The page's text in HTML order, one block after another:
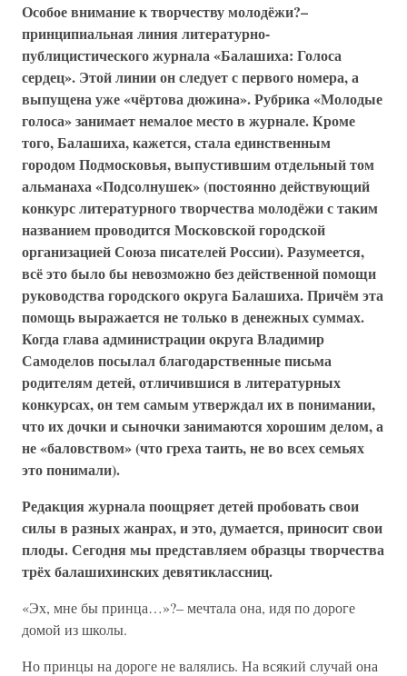
Особое внимание к творчеству молодёжи?–
принципиальная линия литературно-
публицистического журнала «Балашиха: Голоса
сердец». Этой линии он следует с первого номера, а
выпущена уже «чёртова дюжина». Рубрика «Молодые
голоса» занимает немалое место в журнале. Кроме
того, Балашиха, кажется, стала единственным
городом Подмосковья, выпустившим отдельный том
альманаха «Подсолнушек» (постоянно действующий
конкурс литературного творчества молодёжи с таким
названием проводится Московской городской
организацией Союза писателей России). Разумеется,
всё это было бы невозможно без действенной помощи
руководства городского округа Балашиха. Причём эта
помощь выражается не только в денежных суммах.
Когда глава администрации округа Владимир
Самоделов посылал благодарственные письма
родителям детей, отличившися в литературных
конкурсах, он тем самым утверждал их в понимании,
что их дочки и сыночки занимаются хорошим делом, а
не «баловством» (что греха таить, не во всех семьях
это понимали).
Редакция журнала поощряет детей пробовать свои
силы в разных жанрах, и это, думается, приносит свои
плоды. Сегодня мы представляем образцы творчества
трёх балашихинских девятиклассниц.
«Эх, мне бы принца…»?– мечтала она, идя по дороге
домой из школы.
Но принцы на дороге не валялись. На всякий случай она